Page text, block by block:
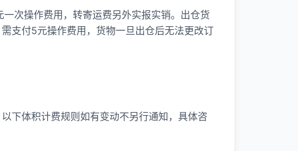
次操作费用，转寄运费另外实报实销。出仓货
支付5元操作费用，货物一旦出仓后无法更改订
下体积计费规则如有变动不另行通知，具体咨